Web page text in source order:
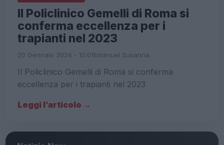
Il Policlinico Gemelli di Roma si
conferma eccellenza per i
trapianti nel 2023
20 Gennaio 2024 - 10:01Emanuel Susanna
Il Policlinico Gemelli di Roma si conferma
eccellenza per i trapianti nel 2023
Leggi l’articolo →